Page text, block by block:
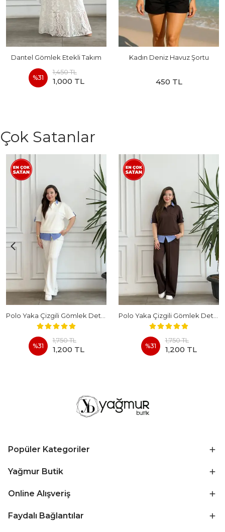
Dantel Gömlek Etekli Takım
%31
1,450 TL
1,000 TL
Kadın Deniz Havuz Şortu
450 TL
Çok Satanlar
%31
1,750 TL
1,200 TL %31
1,750 TL
1,200 TL
Popüler Kategoriler
Yağmur Butik
Online Alışveriş
Faydalı Bağlantılar